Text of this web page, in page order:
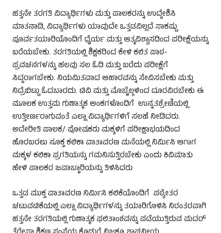
ಹತ್ತನೇ ತರಗತಿ ವಿದ್ಯಾರ್ಥಿಗಳು ಮತ್ತು ಪಾಲಕರನ್ನು ಉದ್ದೇಶಿಸಿ
ಮಾತನಾಡಿ, ವಿದ್ಯಾರ್ಥಿಗಳು ಯಾವುದೇ ಒತ್ತಡವಿಲ್ಲದೆ ಸಾಕಷ್ಟು
ಪೂರ್ವತಯಾರಿಯೊಂದಿಗೆ ಧೈರ್ಯ ಮತ್ತು ಆತ್ಮವಿಶ್ವಾಸದಿಂದ ಪರೀಕ್ಷೆಯನ್ನು
ಬರೆಯಬೇಕು. ತರಗತಿಯಲ್ಲಿ ಶಿಕ್ಷಕರಿಂದ ಕೇಳಿ ಕಲಿತ ಪಾಠ-
ಪ್ರವಚನಗಳನ್ನು ಹಲವು ಸಲ ಓದಿ ಮತ್ತು ಬರೆದು ಪರೀಕ್ಷೆಗೆ
ಸಿದ್ದರಾಗಬೇಕು. ನಿಯಮಿತವಾದ ಆಹಾರವನ್ನು ಸೇವಿಸಬೇಕು ಮತ್ತು
ನಿದ್ರೆಬಿಟ್ಟು ಓದಬಾರದು. ಟಿವಿ ಮತ್ತು ಮೊಬೈಲ್ಗಳಿಂದ ದೂರವಿರಬೇಕು ಈ
ಮೂಲಕ ಉತ್ತಮ ಗುಣಾತ್ಮಕ ಅಂಕಗಳೊಂದಿಗೆ ಉನ್ನತಶ್ರೇಣಿಯಲ್ಲಿ
ಉತ್ತೀರ್ಣರಾಗುವಂತೆ ಎಲ್ಲಾ ವಿದ್ಯಾರ್ಥಿಗಳಿಗೆ ಸಲಹೆ ನೀಡಿದರು.
ಅದೇರೀತಿ ಪಾಲಕ/ ಪೋಷಕರು ಮಕ್ಕಳಿಗೆ ಪರೀಕ್ಷಾಭಯದಿಂದ
ಹೊರಬರಲು ಸೂಕ್ತ ಕಲಿಕಾ ವಾತಾವರಣ ಮನೆಯಲ್ಲಿ ನಿರ್ಮಿಸಿ ಆಗಾಗ
ಮಕ್ಕಳ ಕಲಿಕಾ ಪ್ರಗತಿಯನ್ನು ಗಮನಿಸುತ್ತಿರಬೇಕು ಎಂದು ಕಿವಿಮಾತು
ಹೇಳಿ ಪಾಲಕರ ಜವಾಬ್ಧಾರಿಯನ್ನು ತಿಳಿಸಿದರು
ಒತ್ತಡ ಮುಕ್ತ ವಾತಾವರಣ ನಿರ್ಮಿಸಿ ಕಲಿಕೆಯೊಂದಿಗೆ ಪಠ್ಯೇತರ
ಚಟುವಟಿಕೆಯಲ್ಲಿ ಎಲ್ಲಾ ವಿದ್ಯಾರ್ಥಿಗಳನ್ನು ತಯಾರಿಗೊಳಿಸಿ ನಿರಂತರವಾಗಿ
ಹತ್ತನೇ ತರಗತಿಯಲ್ಲಿ ಗುಣಾತ್ಮಕ ಫಲಿತಾಂಶವನ್ನು ಪಡೆಯುತ್ತಿರುವ ಮದರ್